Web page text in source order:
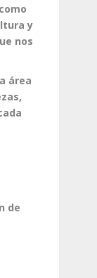
y
nos
área
de